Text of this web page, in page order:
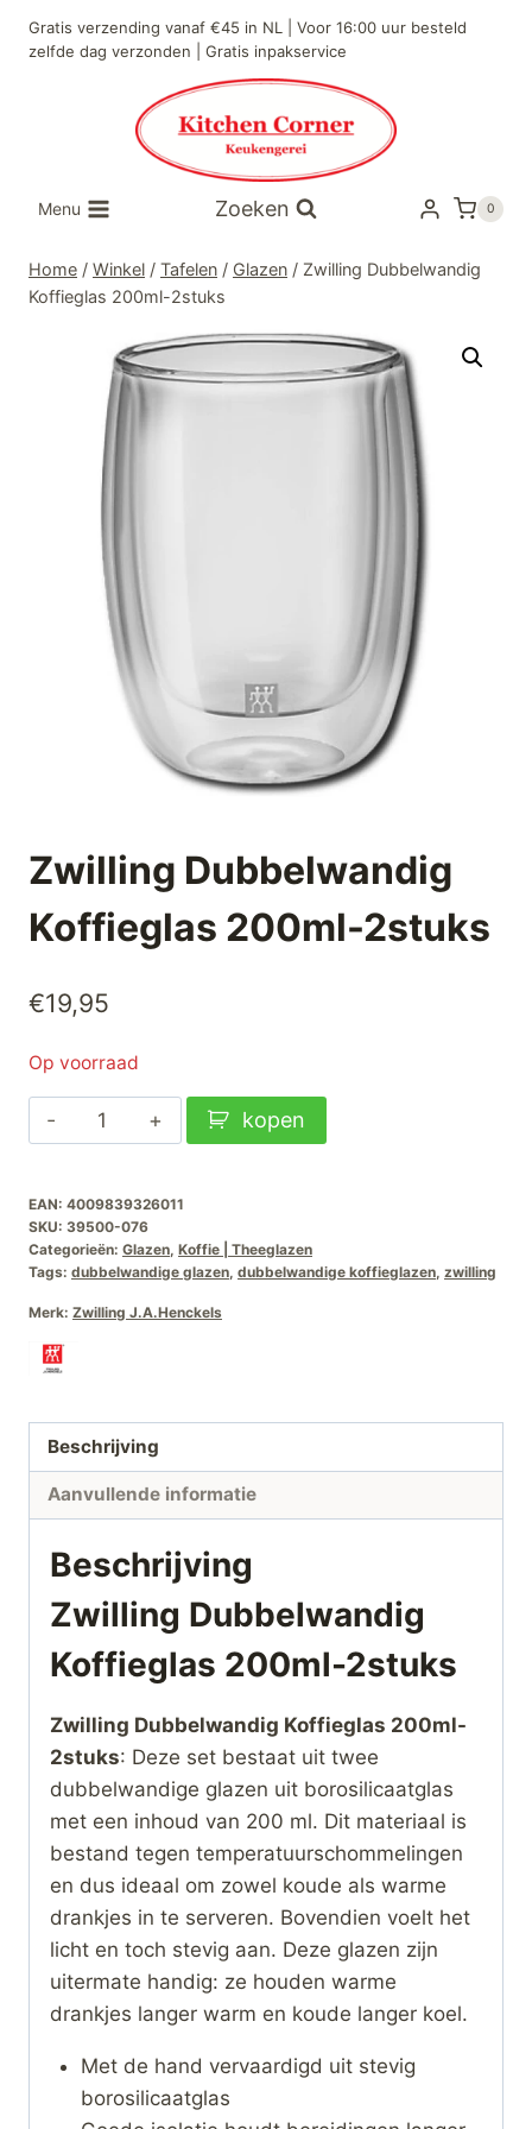
naar
Gratis verzending vanaf €45 in NL | Voor 16:00 uur besteld
zelfde dag verzonden | Gratis inpakservice
Menu Zoeken 0
Home / Winkel / Tafelen / Glazen / Zwilling Dubbelwandig
Koffieglas 200ml-2stuks
Zwilling Dubbelwandig
Koffieglas 200ml-2stuks
€19,95
Op voorraad
Zwilling
Dubbelwandig
200ml-
2stuks
aantal
kopen
EAN: 4009839326011
SKU: 39500-076
Categorieën: Glazen, Koffie | Theeglazen
Tags: dubbelwandige glazen, dubbelwandige koffieglazen, zwilling
Merk: Zwilling J.A.Henckels
Beschrijving
Aanvullende informatie
Beschrijving
Zwilling Dubbelwandig
Koffieglas 200ml-2stuks
Zwilling Dubbelwandig Koffieglas 200ml-
2stuks: Deze set bestaat uit twee
dubbelwandige glazen uit borosilicaatglas
met een inhoud van 200 ml. Dit materiaal is
bestand tegen temperatuurschommelingen
en dus ideaal om zowel koude als warme
drankjes in te serveren. Bovendien voelt het
licht en toch stevig aan. Deze glazen zijn
uitermate handig: ze houden warme
drankjes langer warm en koude langer koel.
Met de hand vervaardigd uit stevig
borosilicaatglas